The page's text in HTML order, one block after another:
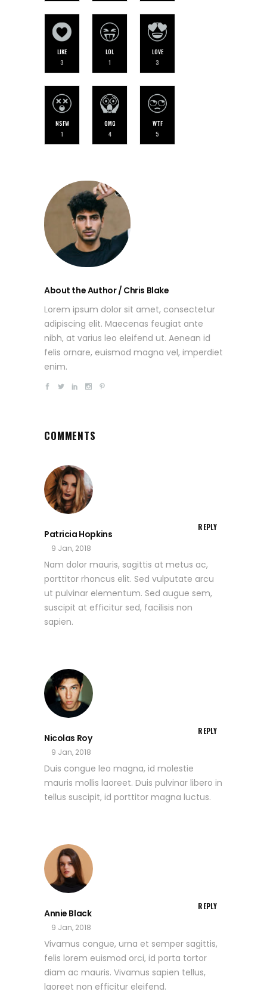
LIKE
3
LOL
1
LOVE
3
NSFW
1
OMG
4
WTF
5
About the Author / Chris Blake
Lorem ipsum dolor sit amet, consectetur
adipiscing elit. Maecenas feugiat ante
nibh, at varius leo eleifend ut. Aenean id
felis ornare, euismod magna vel, imperdiet
enim.
COMMENTS
REPLY
Patricia Hopkins
9 Jan, 2018
Nam dolor mauris, sagittis at metus ac,
porttitor rhoncus elit. Sed vulputate arcu
ut pulvinar elementum. Sed augue sem,
suscipit at efficitur sed, facilisis non
sapien.
REPLY
Nicolas Roy
9 Jan, 2018
Duis congue leo magna, id molestie
mauris mollis laoreet. Duis pulvinar libero in
tellus suscipit, id porttitor magna luctus.
REPLY
Annie Black
9 Jan, 2018
Vivamus congue, urna et semper sagittis,
felis lorem euismod orci, id porta tortor
diam ac mauris. Vivamus sapien tellus,
laoreet non efficitur eleifend.